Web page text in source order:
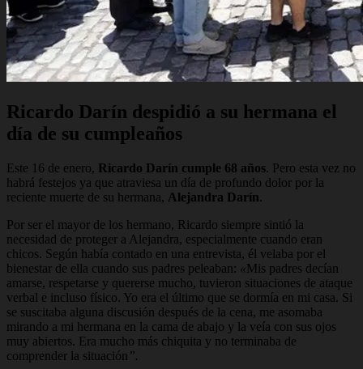
Ricardo Darín despidió a su hermana el
día de su cumpleaños
Este 16 de enero, Ricardo Darín cumple 68 años. Pero esta vez no
habrá festejos ya que atraviesa un día de profundo dolor por la
reciente muerte de su hermana, Alejandra Darín.
Por ser el mayor de los hermano, Ricardo siempre sintió la
necesidad de proteger a Alejandra, especialmente cuando eran
chicos. Según había contado en una entrevista, él velaba por el
bienestar de ella cuando sus padres peleaban: «Mis padres decían
amarse, respetarse y quererse mucho, tuvieron situaciones de ataque
verbal e incluso físico. Yo era el último que se dormía en mi casa. Si
se suscitaba alguna discusión después de la cena, me asomaba
mirando a mi hermana en la cama de abajo y la veía con sus ojos
muy abiertos. Era mucho más chiquita y no terminaba de
comprender la situación ”.